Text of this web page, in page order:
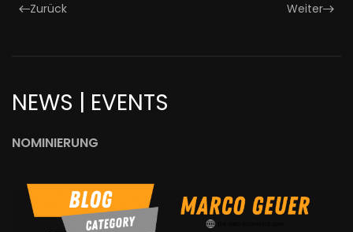
Zurück Weiter
NEWS | EVENTS
NOMINIERUNG